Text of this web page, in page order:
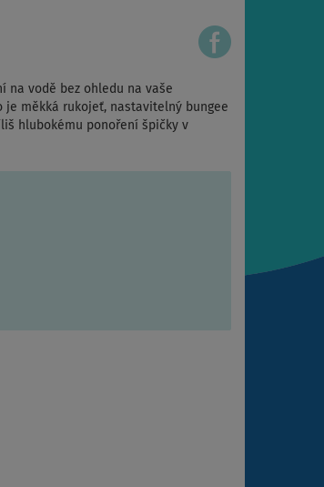
na vodě bez ohledu na vaše
je měkká rukojeť, nastavitelný bungee
hlubokému ponoření špičky v